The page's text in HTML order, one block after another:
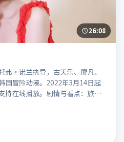
26:08
弗·诺兰执导，古天乐、廖凡、
国冒险动漫。2022年3月14日起
持在线播放。剧情与看点：旅程
，带来沉浸式探险体验。本片适
斯托弗·诺兰」「冒险」「韩
上映」等关键词的影迷阅读简介